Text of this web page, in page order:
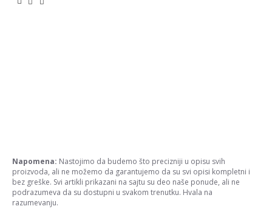
Napomena: Nastojimo da budemo što precizniji u opisu svih
proizvoda, ali ne možemo da garantujemo da su svi opisi kompletni i
bez greške. Svi artikli prikazani na sajtu su deo naše ponude, ali ne
podrazumeva da su dostupni u svakom trenutku. Hvala na
razumevanju.